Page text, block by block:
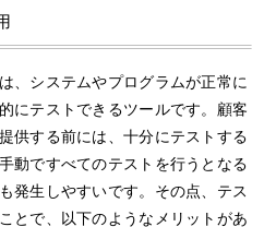
、システムやプログラムが正常に
にテストできるツールです。顧客
供する前には、十分にテストする
動ですべてのテストを行うとなる
発生しやすいです。その点、テス
とで、以下のようなメリットがあ